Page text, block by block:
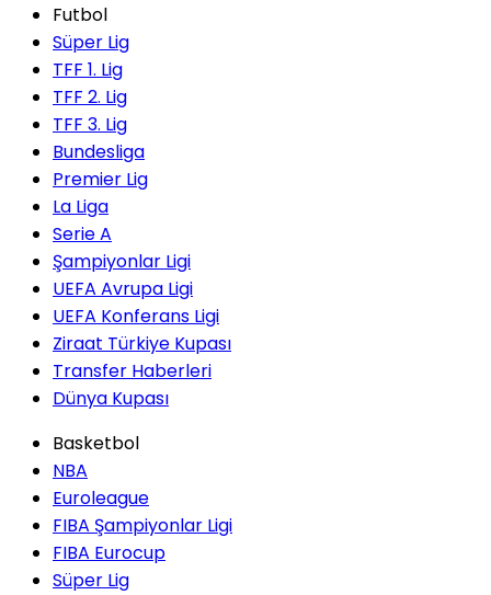
Futbol
Süper Lig
TFF 1. Lig
TFF 2. Lig
TFF 3. Lig
Bundesliga
Premier Lig
La Liga
Serie A
Şampiyonlar Ligi
UEFA Avrupa Ligi
UEFA Konferans Ligi
Ziraat Türkiye Kupası
Transfer Haberleri
Dünya Kupası
Basketbol
NBA
Euroleague
FIBA Şampiyonlar Ligi
FIBA Eurocup
Süper Lig